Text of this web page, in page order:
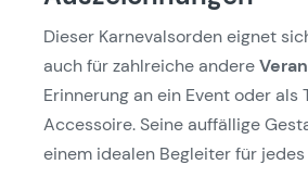
Dieser Karnevalsorden eignet
auch für zahlreiche andere
Erinnerung an ein Event oder
Accessoire. Seine auffällige
einem idealen Begleiter für jedes